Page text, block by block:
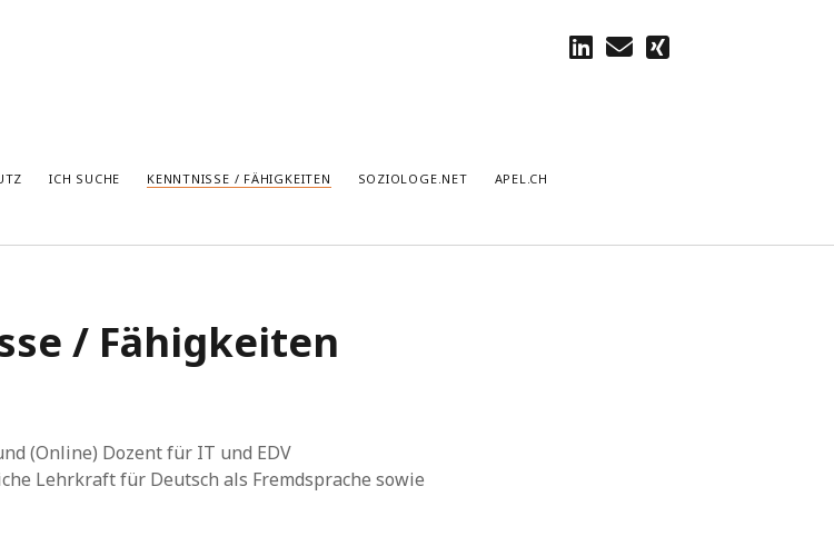
ICH SUCHE KENNTNISSE / FÄHIGKEITEN SOZIOLOGE.NET
APEL.CH
linkedin
E- xing
/ Fähigkeiten
(Online) Dozent für IT und EDV
Lehrkraft für Deutsch als Fremdsprache sowie